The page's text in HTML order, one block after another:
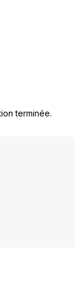
terminée.